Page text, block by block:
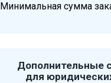
Минимальная сумма
Дополнительные
для